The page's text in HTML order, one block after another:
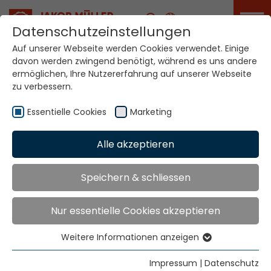
Karriere
Ihre Welt. Unsere
Technologien.
Home Taiwan
Globale Präsenz
Well Firm Enterprise Co., Ltd.
8F-6. No. 6, Lane 180, Min Chuan East Road
Taipei
Datenschutzeinstellungen
Auf unserer Webseite werden Cookies verwendet. Einige
davon werden zwingend benötigt, während es uns andere
ermöglichen, Ihre Nutzererfahrung auf unserer Webseite
zu verbessern.
Essentielle Cookies Marketing
Alle akzeptieren
Speichern & schliessen
Nur essentielle Cookies akzeptieren
Essentielle Cookies
Essentielle Cookies werden für grundlegende
Weitere Informationen anzeigen
Impressum | Datenschutz